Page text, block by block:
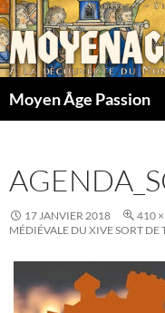
Aller
au
contenu
Moyen Âge Passion
17 JANVIER 2018 410
MÉDIÉVALE DU XIVE SORT DE